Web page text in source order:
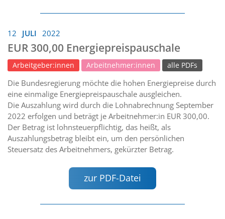
12 JULI 2022
EUR 300,00 Energiepreispauschale
Arbeitgeber:innen Arbeitnehmer:innen alle PDFs
Die Bundesregierung möchte die hohen Energiepreise durch
eine einmalige Energiepreispauschale ausgleichen.
Die Auszahlung wird durch die Lohnabrechnung September
2022 erfolgen und beträgt je Arbeitnehmer:in EUR 300,00.
Der Betrag ist lohnsteuerpflichtig, das heißt, als
Auszahlungsbetrag bleibt ein, um den persönlichen
Steuersatz des Arbeitnehmers, gekürzter Betrag.
zur PDF-Datei